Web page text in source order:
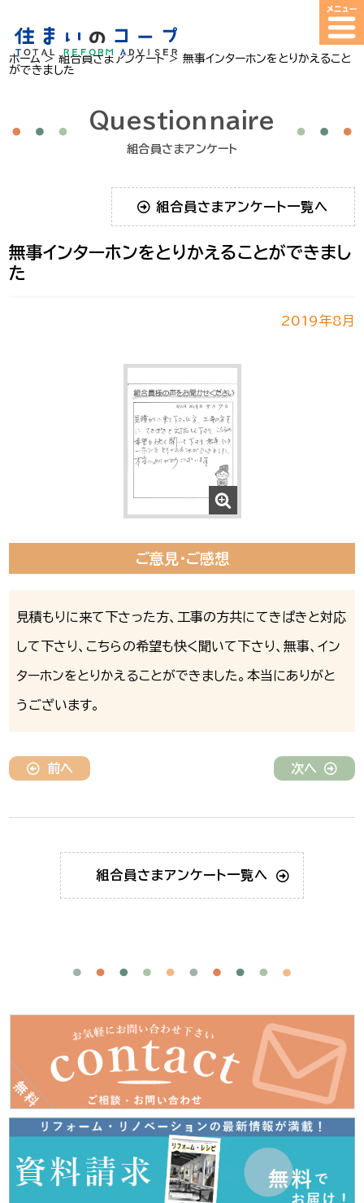
ホーム>組合員さまアンケート>無事インターホンをとりかえること
ができました
Questionnaire
組合員さまアンケート
組合員さまアンケート一覧へ
無事インターホンをとりかえることができまし
た
2019年8月
ご意見・ご感想
見積もりに来て下さった方、工事の方共にてきぱきと対応
して下さり、こちらの希望も快く聞いて下さり、無事、イン
ターホンをとりかえることができました。本当にありがと
うございます。
前へ 次へ
組合員さまアンケート一覧へ